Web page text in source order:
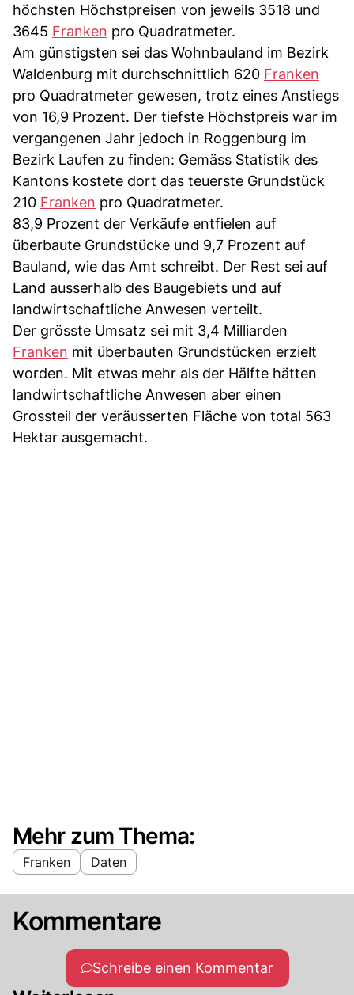
höchsten Höchstpreisen von jeweils 3518 und
3645 Franken pro Quadratmeter.
Am günstigsten sei das Wohnbauland im Bezirk
Waldenburg mit durchschnittlich 620 Franken
pro Quadratmeter gewesen, trotz eines Anstiegs
von 16,9 Prozent. Der tiefste Höchstpreis war im
vergangenen Jahr jedoch in Roggenburg im
Bezirk Laufen zu finden: Gemäss Statistik des
Kantons kostete dort das teuerste Grundstück
210 Franken pro Quadratmeter.
83,9 Prozent der Verkäufe entfielen auf
überbaute Grundstücke und 9,7 Prozent auf
Bauland, wie das Amt schreibt. Der Rest sei auf
Land ausserhalb des Baugebiets und auf
landwirtschaftliche Anwesen verteilt.
Der grösste Umsatz sei mit 3,4 Milliarden
Franken mit überbauten Grundstücken erzielt
worden. Mit etwas mehr als der Hälfte hätten
landwirtschaftliche Anwesen aber einen
Grossteil der veräusserten Fläche von total 563
Hektar ausgemacht.
Mehr zum Thema:
Franken Daten
Kommentare
Schreibe einen Kommentar